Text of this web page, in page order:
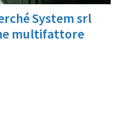
System srl
multifattore